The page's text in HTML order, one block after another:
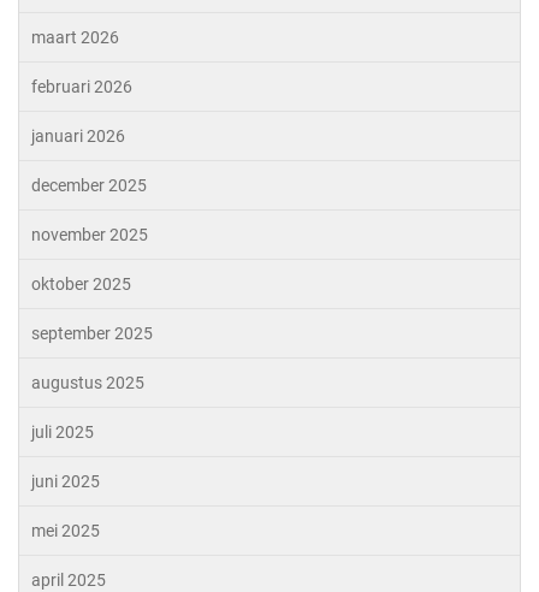
maart 2026
februari 2026
januari 2026
december 2025
november 2025
oktober 2025
september 2025
augustus 2025
juli 2025
juni 2025
mei 2025
april 2025